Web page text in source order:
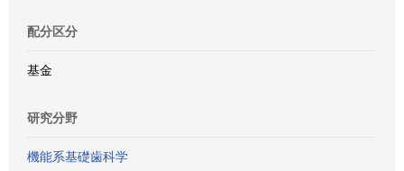
配分区分
基金
研究分野
機能系基礎歯科学